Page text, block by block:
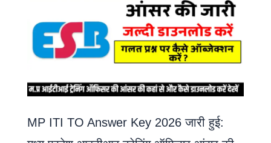
MP ITI TO Answer Key 2026 जारी हुई: